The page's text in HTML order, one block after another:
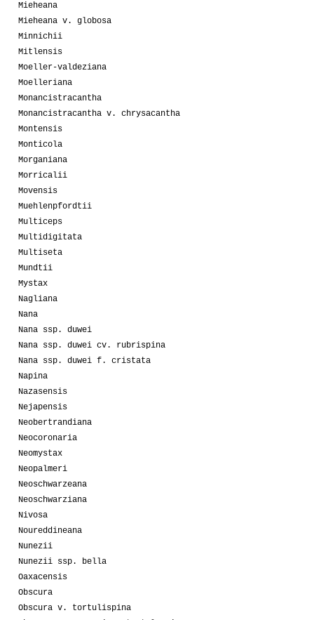
Mieheana
Mieheana v. globosa
Minnichii
Mitlensis
Moeller-valdeziana
Moelleriana
Monancistracantha
Monancistracantha v. chrysacantha
Montensis
Monticola
Morganiana
Morricalii
Movensis
Muehlenpfordtii
Multiceps
Multidigitata
Multiseta
Mundtii
Mystax
Nagliana
Nana
Nana ssp. duwei
Nana ssp. duwei cv. rubrispina
Nana ssp. duwei f. cristata
Napina
Nazasensis
Nejapensis
Neobertrandiana
Neocoronaria
Neomystax
Neopalmeri
Neoschwarzeana
Neoschwarziana
Nivosa
Noureddineana
Nunezii
Nunezii ssp. bella
Oaxacensis
Obscura
Obscura v. tortulispina